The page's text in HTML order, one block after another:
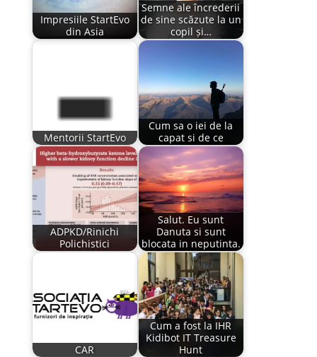
Impresiile StartEvo
din Asia
Semne ale încrederii
de sine scăzute la un
copil și…
Mentorii StartEvo
Cum sa o iei de la
capat si de ce
ADPKD/Rinichi
Polichistici
Salut. Eu sunt
Danuta si sunt
blocata in neputinta.
CAR
Cum a fost la IHR
Kidibot IT Treasure
Hunt